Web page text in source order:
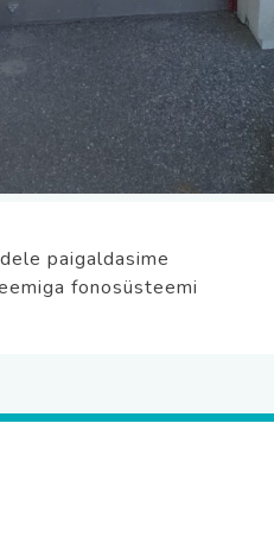
paigaldasime
fonosüsteemi